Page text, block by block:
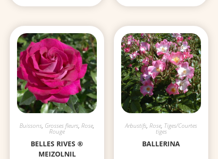
Buissons, Grosses fleurs, Rose,
Rouge
BELLES RIVES ®
MEIZOLNIL
Arbustifs, Rose, Tiges/Courtes
tiges
BALLERINA